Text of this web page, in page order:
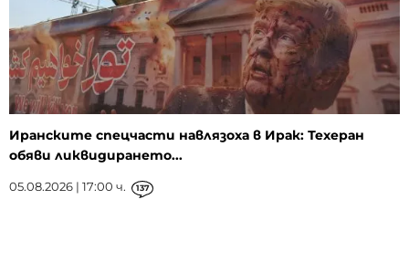
Иранските спецчасти навлязоха в Ирак: Техеран
обяви ликвидирането...
05.08.2026 | 17:00 ч. 137